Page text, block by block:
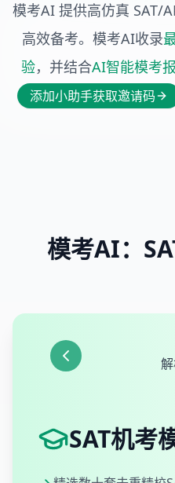
模考AI 提供高仿真 SAT/
高效备考。模考AI收录
验，并结合AI智能模考
添加小助手获取邀请码
模考AI：
SAT机考